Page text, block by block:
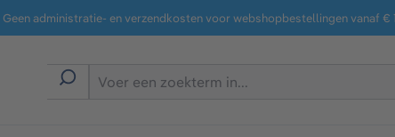
Geen administratie- en verzendkosten voor webshopbestellingen vanaf €